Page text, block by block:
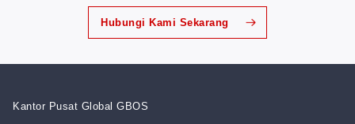
Hubungi Kami Sekarang
Kantor Pusat Global GBOS